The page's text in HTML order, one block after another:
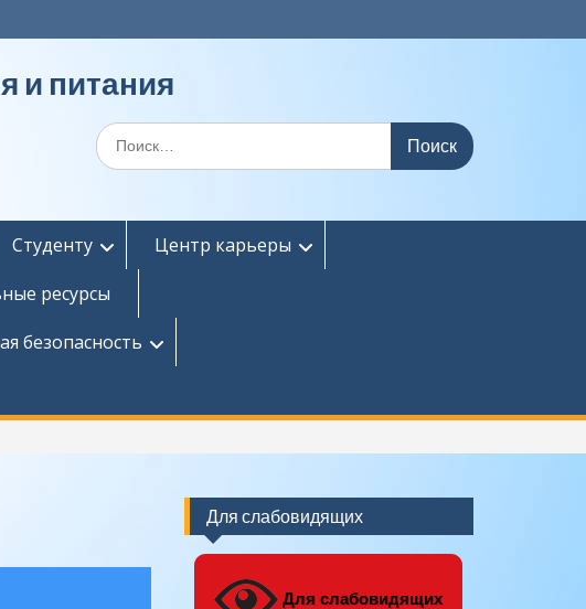
и питания
Поиск
по:
Студенту
Центр карьеры
ресурсы
безопасность
Для слабовидящих
Для слабовидящих